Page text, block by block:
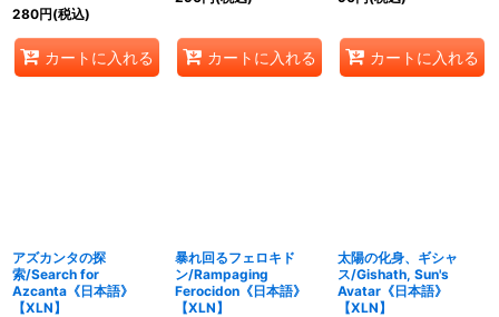
280円(税込)
カートに入れる カートに入れる カートに入れる
アズカンタの探
索/Search for
Azcanta《日本語》
【XLN】
暴れ回るフェロキド
ン/Rampaging
Ferocidon《日本語》
【XLN】
太陽の化身、ギシャ
ス/Gishath, Sun's
Avatar《日本語》
【XLN】